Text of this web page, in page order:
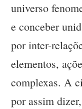
universo
e conceber
por inter-
elementos,
complexas. A
por assim